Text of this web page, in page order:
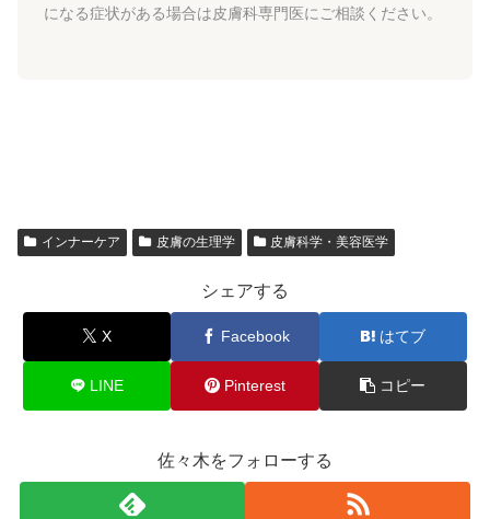
になる症状がある場合は皮膚科専門医にご相談ください。
インナーケア 皮膚の生理学 皮膚科学・美容医学
シェアする
X Facebook はてブ
LINE Pinterest コピー
佐々木をフォローする